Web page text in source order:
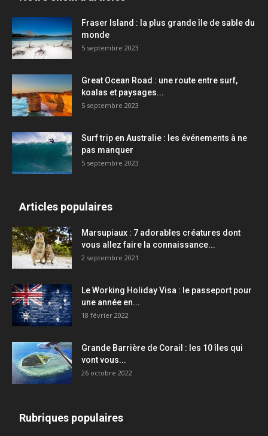
Fraser Island : la plus grande île de sable du
monde
5 septembre 2023
Great Ocean Road : une route entre surf,
koalas et paysages...
5 septembre 2023
Surf trip en Australie : les événements à ne
pas manquer
5 septembre 2023
Articles populaires
Marsupiaux : 7 adorables créatures dont
vous allez faire la connaissance...
2 septembre 2021
Le Working Holiday Visa : le passeport pour
une année en...
18 février 2022
Grande Barrière de Corail : les 10 îles qui
vont vous...
26 octobre 2022
Rubriques populaires